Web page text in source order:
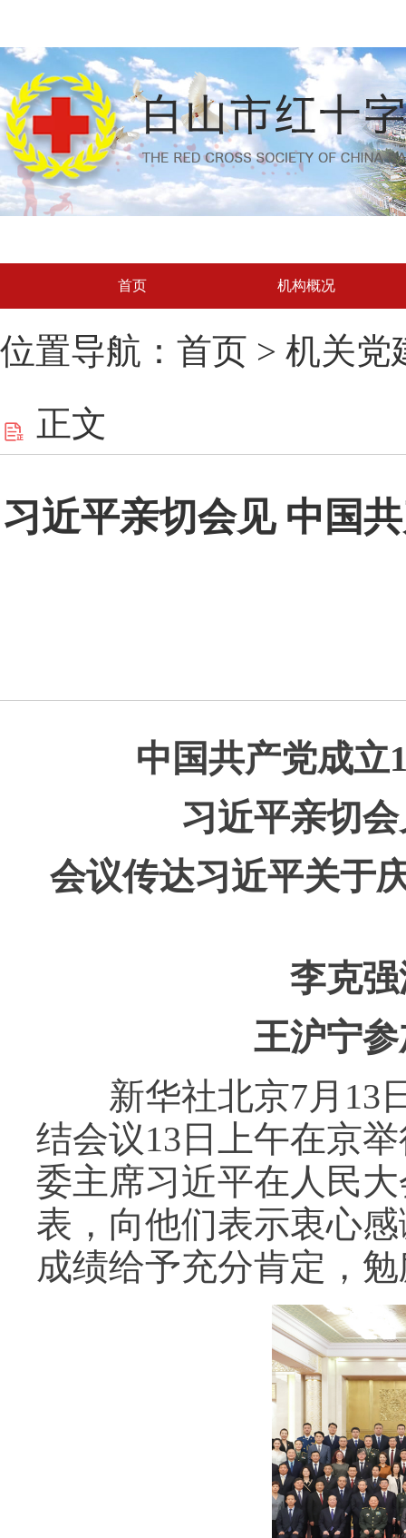
首页 机构概况
位置导航：首页 > 机关党
正文
习近平亲切会见 中国
中国共产党成立
习近平亲切
会议传达习近平关于
李克
王沪宁
新华社北京7月13日
结会议13日上午在京
委主席习近平在人民
表，向他们表示衷心
成绩给予充分肯定，